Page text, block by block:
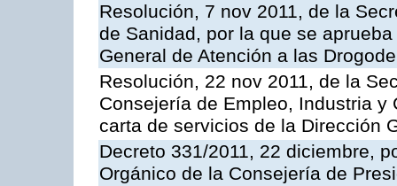
Resolución, 7 nov 2011, de la
de Sanidad, por la que se
General de Atención a las
Resolución, 22 nov 2011, de la
Consejería de Empleo, Industria
carta de servicios de la Dirección
Decreto 331/2011, 22 diciembre,
Orgánico de la Consejería de